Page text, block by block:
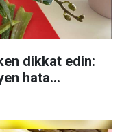
dikkat edin:
hata...